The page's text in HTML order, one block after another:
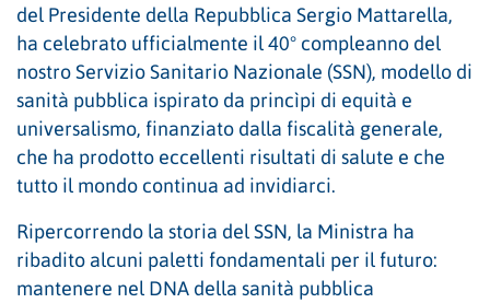
del Presidente della Repubblica Sergio Mattarella,
ha celebrato ufficialmente il 40° compleanno del
nostro Servizio Sanitario Nazionale (SSN), modello di
sanità pubblica ispirato da princìpi di equità e
universalismo, finanziato dalla fiscalità generale,
che ha prodotto eccellenti risultati di salute e che
tutto il mondo continua ad invidiarci.
Ripercorrendo la storia del SSN, la Ministra ha
ribadito alcuni paletti fondamentali per il futuro:
mantenere nel DNA della sanità pubblica